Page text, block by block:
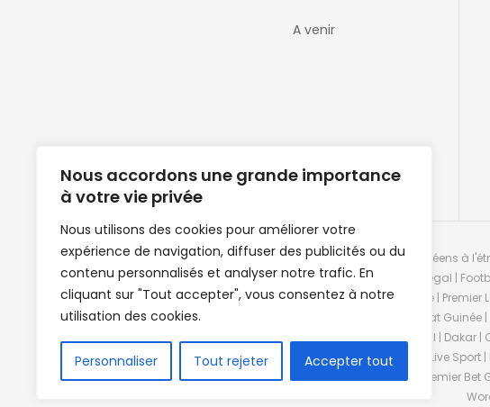
Nous accordons une grande importance
à votre vie privée
Nous utilisons des cookies pour améliorer votre
expérience de navigation, diffuser des publicités ou du
contenu personnalisés et analyser notre trafic. En
cliquant sur "Tout accepter", vous consentez à notre
utilisation des cookies.
Personnaliser Tout rejeter Accepter tout
A venir
Clubs de football en Guinée | Footballeurs guinéens à
de Guinée de football | Mercato | Lions du Sénégal |
News | Match en direct | But | Actualité au Guinée | Premier
| Handball Guinee | Match Guinee | Championnat Guinée
de Guinée | Senegal Equipe | Guinée | Le Senegal |
en direct | Boxe | Sénégal Dakar | La Guinée | Live
Africasport | Clubs de football guinéens | Premier Bet